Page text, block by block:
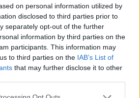
on personal information utilized by
disclosed to third parties prior to
separately opt-out of the further
information by third parties on the
participants. This information may
to third parties on the IAB’s List of
that may further disclose it to other
app uses one or more Google
αλλοδαπή. Εξάλλου, ο αιτών
στο Σύστημα την κύρια
αφενός να
αυτής και των λοιπών
στοιχείων του και
η κύρια κατοικία με